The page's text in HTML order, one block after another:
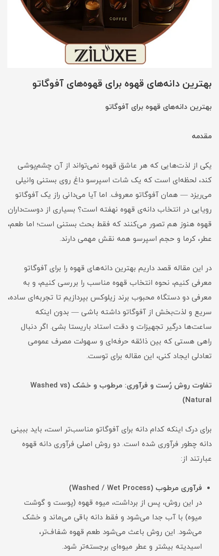
بهترین دانه‌های قهوه برای قهوه‌های آفوگاتو
بهترین دانه‌های قهوه برای آفوگاتو
مقدمه
یکی از لذت‌هایی که هر عاشق قهوه نمی‌تواند از آن چشم‌پوشی
کند، لحظه‌ای است که یک شات اسپرسو داغ روی بستنی وانیلی
می‌ریزد — همان آفوگاتو معروف. اما آیا می‌دانی راز یک آفوگاتو
رویایی در انتخاب دانه‌ی قهوه نهفته است؟ بسیاری از دوست‌داران
قهوه هنوز هم تصور می‌کنند که فقط بحث بستنی است؛ اما طعم،
عطر، کرما و حجم اسپرسو همه نقش مهمی دارند.
در این مقاله قصد داریم بهترین دانه‌های قهوه را برای آفوگاتو
معرفی کنیم، نحوه انتخاب قهوه مناسب را بررسی کنیم، و به
معرفی دو دستگاه محبوب برند زیلوکس بپردازیم تا تجربه‌ای ساده،
سریع و لذت‌بخش از آفوگاتو داشته باشی — بدون اینکه
ساعت‌ها درگیر تجهیزات و دقت استاد باریستا بشی. اگر دنبال
راهی هستی که بین ذائقه حرفه‌ای و سهولت مصرف عمومی
تعادلی ایجاد کنی، این مقاله برای توست.
تفاوت روش رُست و فرآوری: مرطوب و خشک (Washed vs
Natural)
برای درک اینکه کدام دانه برای آفوگاتو مناسب‌تر است، باید ببینی
دانه چطور فرآوری شده است. دو روش اصلی فرآوری دانه قهوه
عبارتند از:
فرآوری مرطوب (Washed / Wet Process)
در این روش، پس از برداشت، میوه قهوه (پوست و گوشت
میوه) با آب جدا می‌شود و فقط دانه باقی می‌ماند و خشک
می‌شود. این روش باعث می‌شود طعم قهوه شفاف‌تر،
اسیدیته بیشتر و عطر میوه‌ای برجسته‌تر شود.